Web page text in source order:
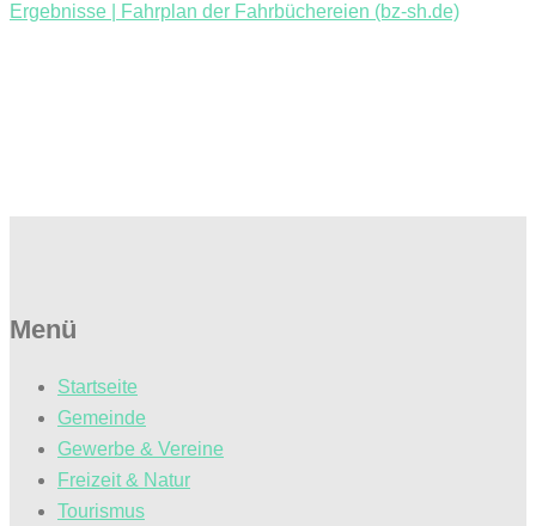
Ergebnisse | Fahrplan der Fahrbüchereien (bz-sh.de)
Menü
Startseite
Gemeinde
Gewerbe & Vereine
Freizeit & Natur
Tourismus